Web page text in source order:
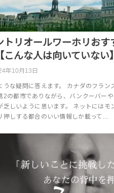
トリオールワーホリおす
こんな人は向いていない】
年10月13日
うな疑問に答えます。 カナダのフラン
2の都市でありながら、バンクーバー
乏しいように思います。 ネットにはモ
押しする都合のいい情報しか載って…